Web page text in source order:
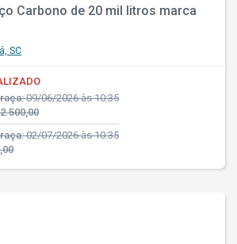
Carbono de 20 mil litros marca
SC
09/06/2026 às 10:35
02/07/2026 às 10:35